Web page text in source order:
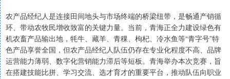
农产品经纪人是连接田间地头与市场终端的桥梁纽带，是畅通产销循
环、带动农牧民增收致富的关键力量。当前，青海正全力建设绿色有
机农畜产品输出地，牦牛、藏羊、青稞、枸杞、冷水鱼等“青字号”特
色产品享誉全国，但农产品经纪人队伍仍存在专业化程度不高、品牌
运营能力薄弱、数字化营销能力滞后等短板。青海举办本次竞赛，旨
在搭建技能比拼、学习交流、选才育才的重要平台，推动队伍向职业